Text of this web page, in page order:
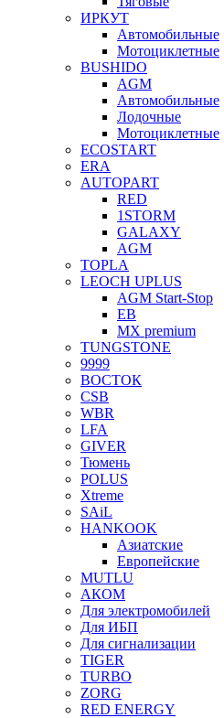
ИРКУТ
Автомобильные
Мотоциклетные
BUSHIDO
AGM
Автомобильные
Лодочные
Мотоциклетные
ECOSTART
ERA
AUTOPART
RED
1STORM
GALAXY
AGM
TOPLA
LEOCH UPLUS
AGM Start-Stop
EB
MX premium
TUNGSTONE
9999
ВОСТОК
CSB
WBR
LFA
GIVER
Тюмень
POLUS
Xtreme
SAiL
HANKOOK
Азиатские
Европейские
MUTLU
АКОМ
Для электромобилей
Для ИБП
Для сигнализации
TIGER
TURBO
ZORG
RED ENERGY